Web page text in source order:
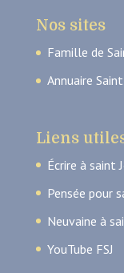
Nos sites
Famille de
Annuaire
Liens
Écrire à saint
Pensée pour
Neuvaine à
YouTube FSJ